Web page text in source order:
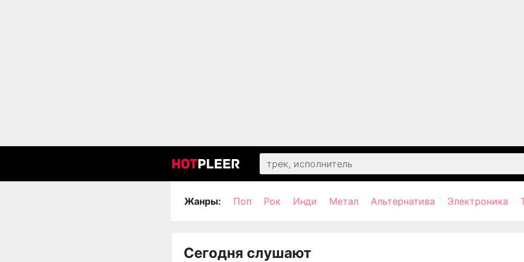
Жанры: Поп Рок Инди Метал Альтернатива Электроника
Сегодня слушают